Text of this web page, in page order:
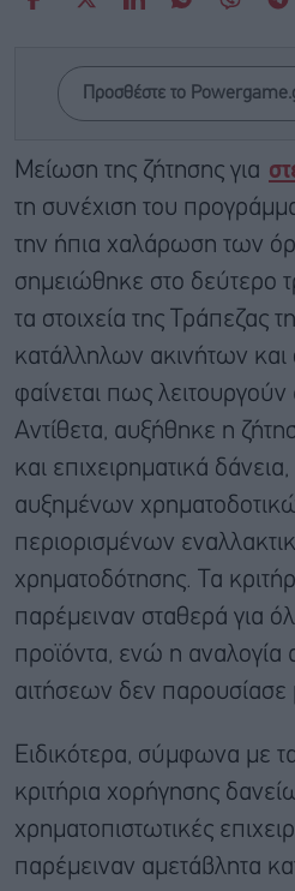
Προσθέστε το
Μείωση της ζήτησης για
τη συνέχιση του
την ήπια χαλάρωση των
σημειώθηκε στο δεύτερο
τα στοιχεία της Τράπεζας
κατάλληλων ακινήτων και
φαίνεται πως λειτουργούν
Αντίθετα, αυξήθηκε η
και επιχειρηματικά
αυξημένων
περιορισμένων
χρηματοδότησης. Τα
παρέμειναν σταθερά για
προϊόντα, ενώ η αναλογία
αιτήσεων δεν παρουσίασε
Ειδικότερα, σύμφωνα με τα
κριτήρια χορήγησης
χρηματοπιστωτικές
παρέμειναν αμετάβλητα